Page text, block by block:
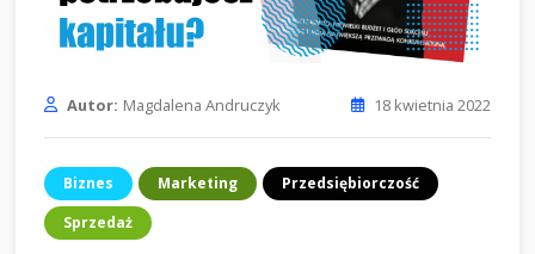
Autor: Magdalena Andruczyk 18 kwietnia 2022
Biznes Marketing
Przedsiębiorczość
Sprzedaż